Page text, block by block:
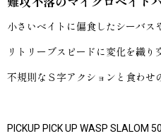
小さいベイトに偏食したシーバス
リトリーブスピードに変化を織
不規則なＳ字アクションと食わせ
PICKUP PICK UP WASP SLALOM